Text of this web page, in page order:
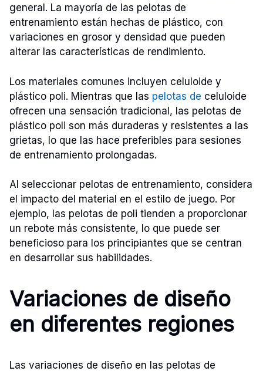
general. La mayoría de las pelotas de
entrenamiento están hechas de plástico, con
variaciones en grosor y densidad que pueden
alterar las características de rendimiento.
Los materiales comunes incluyen celuloide y
plástico poli. Mientras que las pelotas de celuloide
ofrecen una sensación tradicional, las pelotas de
plástico poli son más duraderas y resistentes a las
grietas, lo que las hace preferibles para sesiones
de entrenamiento prolongadas.
Al seleccionar pelotas de entrenamiento, considera
el impacto del material en el estilo de juego. Por
ejemplo, las pelotas de poli tienden a proporcionar
un rebote más consistente, lo que puede ser
beneficioso para los principiantes que se centran
en desarrollar sus habilidades.
Variaciones de diseño
en diferentes regiones
Las variaciones de diseño en las pelotas de